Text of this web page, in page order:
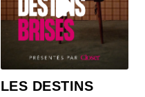
LES DESTINS